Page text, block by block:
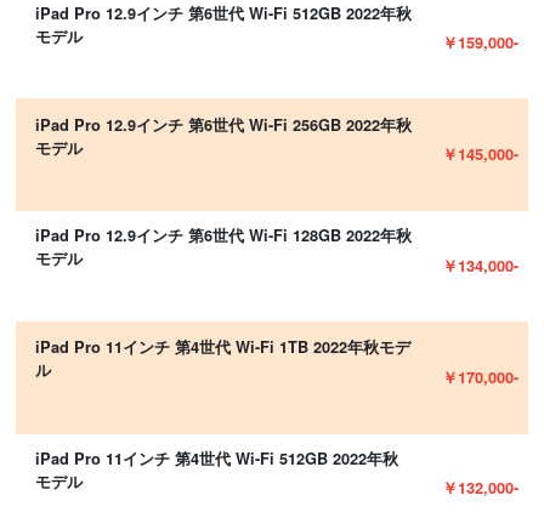
iPad Pro 12.9インチ 第6世代 Wi-Fi 512GB 2022年秋
モデル
￥159,000-
iPad Pro 12.9インチ 第6世代 Wi-Fi 256GB 2022年秋
モデル
￥145,000-
iPad Pro 12.9インチ 第6世代 Wi-Fi 128GB 2022年秋
モデル
￥134,000-
iPad Pro 11インチ 第4世代 Wi-Fi 1TB 2022年秋モデ
ル
￥170,000-
iPad Pro 11インチ 第4世代 Wi-Fi 512GB 2022年秋
モデル
￥132,000-